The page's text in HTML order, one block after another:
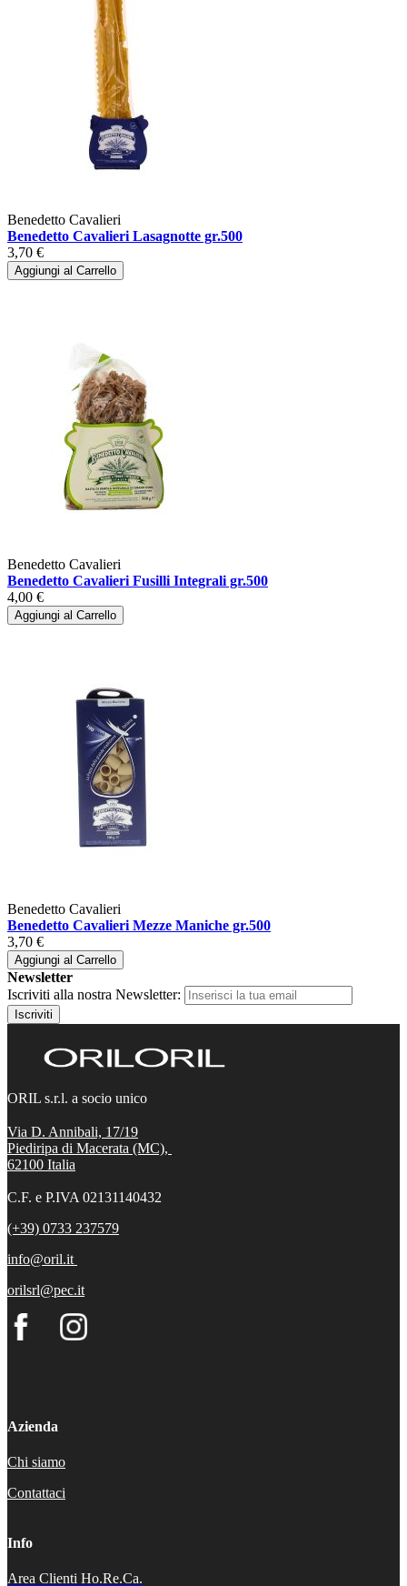
Benedetto Cavalieri
Benedetto Cavalieri Lasagnotte gr.500
3,70 €
Aggiungi al Carrello
Benedetto Cavalieri
Benedetto Cavalieri Fusilli Integrali gr.500
4,00 €
Aggiungi al Carrello
Benedetto Cavalieri
Benedetto Cavalieri Mezze Maniche gr.500
3,70 €
Aggiungi al Carrello
Newsletter
Iscriviti alla nostra Newsletter:
Iscriviti
ORIL s.r.l. a socio unico
Via D. Annibali, 17/19
Piediripa di Macerata (MC),
62100 Italia
C.F. e P.IVA 02131140432
(+39) 0733 237579
info@oril.it
orilsrl@pec.it
Azienda
Chi siamo
Contattaci
Info
Area Clienti Ho.Re.Ca.